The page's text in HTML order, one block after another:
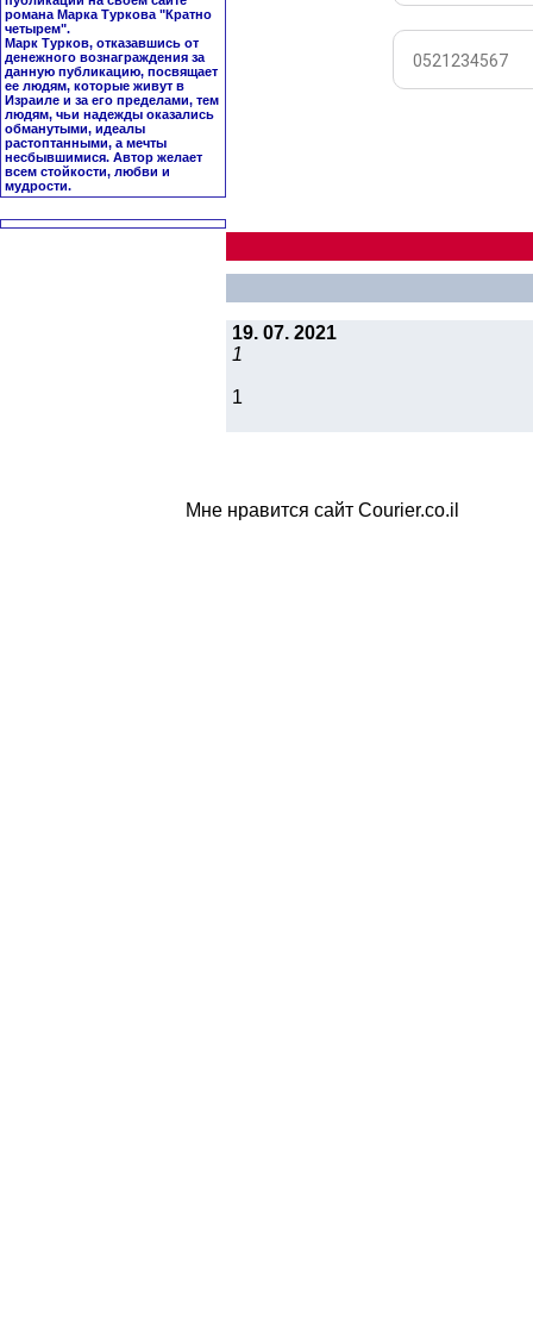
романа Марка Туркова "Кратно
четырем".
Марк Турков, отказавшись от
денежного вознаграждения за
данную публикацию, посвящает
ее людям, которые живут в
Израиле и за его пределами, тем
людям, чьи надежды оказались
обманутыми, идеалы
растоптанными, а мечты
несбывшимися. Автор желает
всем стойкости, любви и
мудрости.
19. 07. 2021
1
1
Мне нравится сайт Courier.co.il